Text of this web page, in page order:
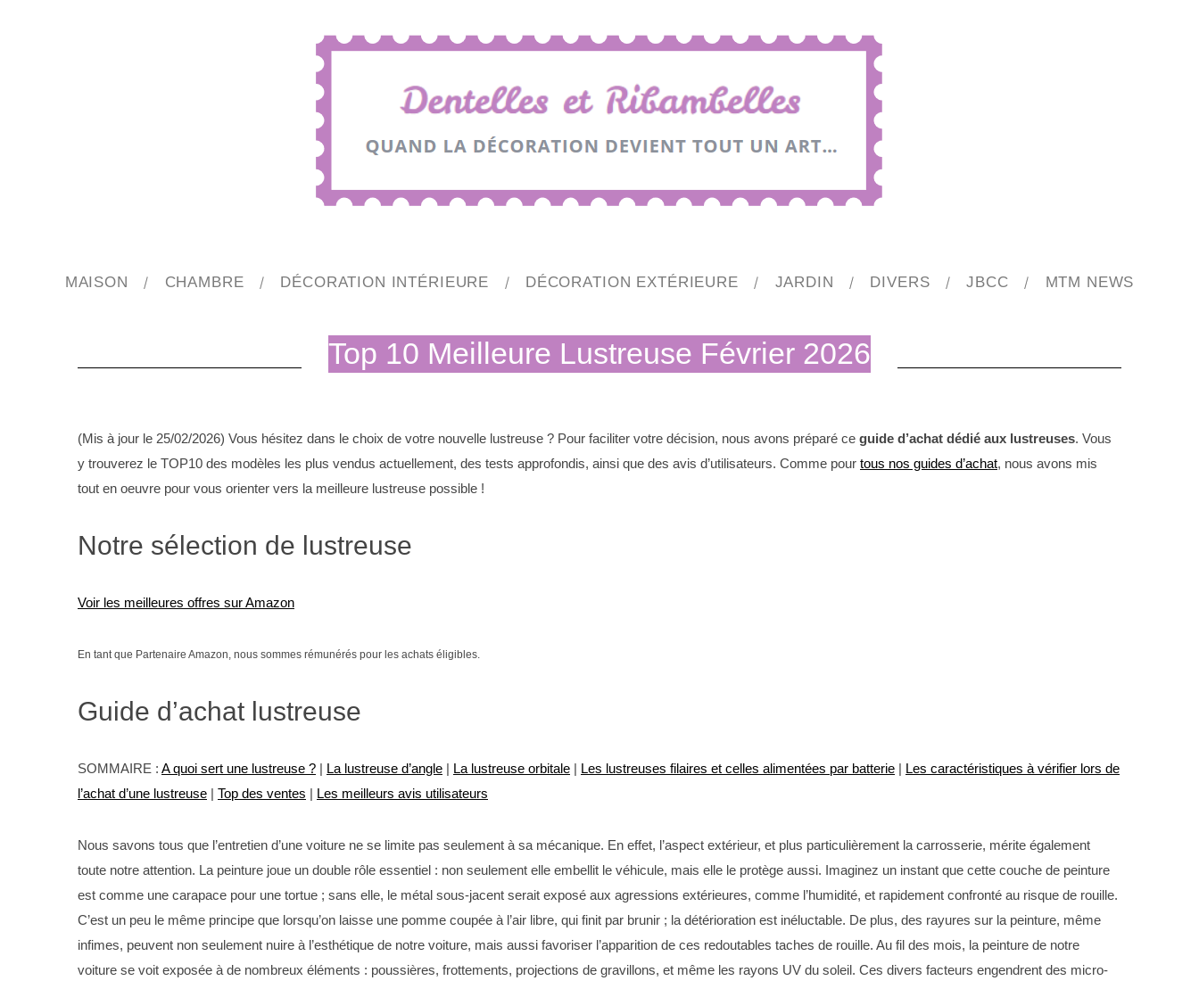
MAISON CHAMBRE DÉCORATION INTÉRIEURE DÉCORATION EXTÉRIEURE JARDIN DIVERS JBCC MTM NEWS
Top 10 Meilleure Lustreuse Février 2026
(Mis à jour le 25/02/2026) Vous hésitez dans le choix de votre nouvelle lustreuse ? Pour faciliter votre décision, nous avons préparé ce guide d’achat dédié aux lustreuses. Vous
y trouverez le TOP10 des modèles les plus vendus actuellement, des tests approfondis, ainsi que des avis d’utilisateurs. Comme pour tous nos guides d’achat, nous avons mis
tout en oeuvre pour vous orienter vers la meilleure lustreuse possible !
Notre sélection de lustreuse
Voir les meilleures offres sur Amazon
En tant que Partenaire Amazon, nous sommes rémunérés pour les achats éligibles.
Guide d’achat lustreuse
SOMMAIRE : A quoi sert une lustreuse ? | La lustreuse d’angle | La lustreuse orbitale | Les lustreuses filaires et celles alimentées par batterie | Les caractéristiques à vérifier lors de
l’achat d’une lustreuse | Top des ventes | Les meilleurs avis utilisateurs
Nous savons tous que l’entretien d’une voiture ne se limite pas seulement à sa mécanique. En effet, l’aspect extérieur, et plus particulièrement la carrosserie, mérite également
toute notre attention. La peinture joue un double rôle essentiel : non seulement elle embellit le véhicule, mais elle le protège aussi. Imaginez un instant que cette couche de peinture
est comme une carapace pour une tortue ; sans elle, le métal sous-jacent serait exposé aux agressions extérieures, comme l’humidité, et rapidement confronté au risque de rouille.
C’est un peu le même principe que lorsqu’on laisse une pomme coupée à l’air libre, qui finit par brunir ; la détérioration est inéluctable. De plus, des rayures sur la peinture, même
infimes, peuvent non seulement nuire à l’esthétique de notre voiture, mais aussi favoriser l’apparition de ces redoutables taches de rouille. Au fil des mois, la peinture de notre
voiture se voit exposée à de nombreux éléments : poussières, frottements, projections de gravillons, et même les rayons UV du soleil. Ces divers facteurs engendrent des micro-